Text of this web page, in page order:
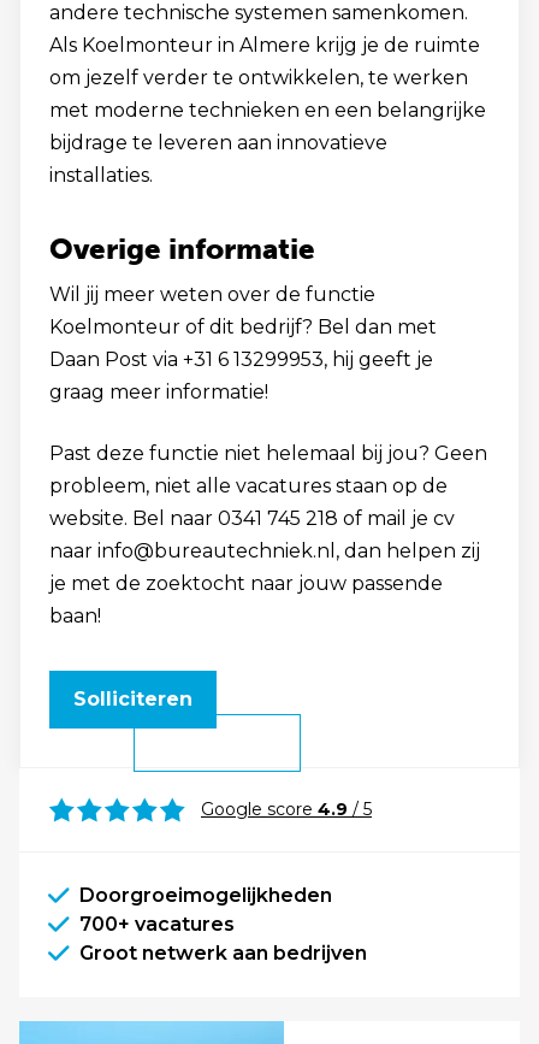
andere technische systemen samenkomen.
Als Koelmonteur in Almere krijg je de ruimte
om jezelf verder te ontwikkelen, te werken
met moderne technieken en een belangrijke
bijdrage te leveren aan innovatieve
installaties.
Overige informatie
Wil jij meer weten over de functie
Koelmonteur of dit bedrijf? Bel dan met
Daan Post via +31 6 13299953, hij geeft je
graag meer informatie!
Past deze functie niet helemaal bij jou? Geen
probleem, niet alle vacatures staan op de
website. Bel naar 0341 745 218 of mail je cv
naar info@bureautechniek.nl, dan helpen zij
je met de zoektocht naar jouw passende
baan!
Solliciteren
Google score 4.9 / 5
Doorgroeimogelijkheden
700+ vacatures
Groot netwerk aan bedrijven